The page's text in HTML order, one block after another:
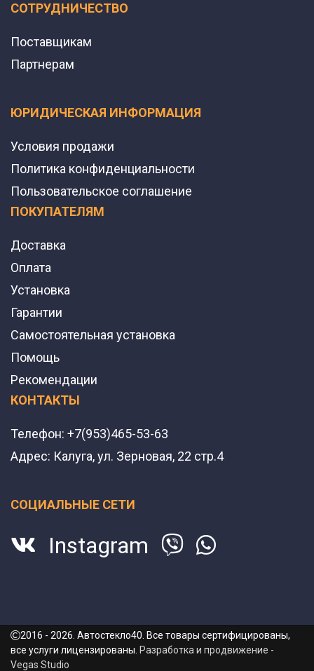
СОТРУДНИЧЕСТВО
Поставщикам
Партнерам
ЮРИДИЧЕСКАЯ ИНФОРМАЦИЯ
Условия продажи
Политика конфиденциальности
Пользовательское соглашение
ПОКУПАТЕЛЯМ
Доставка
Оплата
Установка
Гарантии
Самостоятельная установка
Помощь
Рекомендации
КОНТАКТЫ
Телефон: +7(953)465-53-63
Адрес: Калуга, ул. Зерновая, 22 стр.4
СОЦИАЛЬНЫЕ СЕТИ
Instagram
2016 - 2026. Автостекло40. Все товары сертифицированы,
все услуги лицензированы. Разработка и продвижение -
Vegas Studio